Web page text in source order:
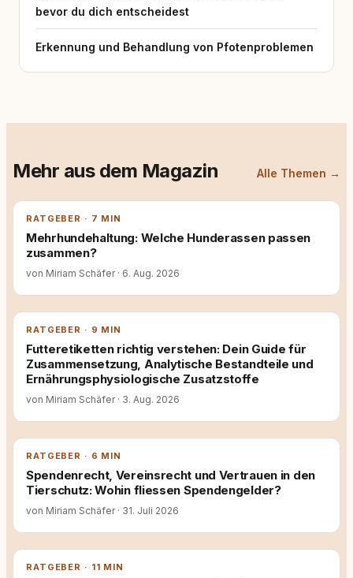
bevor du dich entscheidest
Erkennung und Behandlung von Pfotenproblemen
Mehr aus dem Magazin Alle Themen →
RATGEBER · 7 MIN
Mehrhundehaltung: Welche Hunderassen passen
zusammen?
von Miriam Schäfer · 6. Aug. 2026
RATGEBER · 9 MIN
Futteretiketten richtig verstehen: Dein Guide für
Zusammensetzung, Analytische Bestandteile und
Ernährungsphysiologische Zusatzstoffe
von Miriam Schäfer · 3. Aug. 2026
RATGEBER · 6 MIN
Spendenrecht, Vereinsrecht und Vertrauen in den
Tierschutz: Wohin fliessen Spendengelder?
von Miriam Schäfer · 31. Juli 2026
RATGEBER · 11 MIN